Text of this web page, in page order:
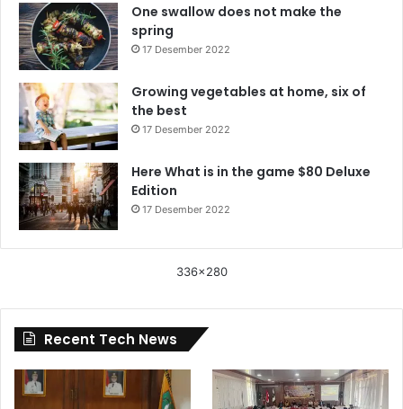
One swallow does not make the
spring
17 Desember 2022
Growing vegetables at home, six of
the best
17 Desember 2022
Here What is in the game $80 Deluxe
Edition
17 Desember 2022
336x280
Recent Tech News